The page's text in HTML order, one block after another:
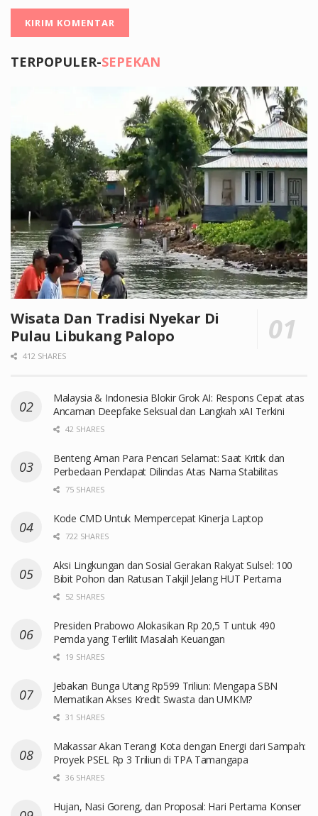
TERPOPULER-SEPEKAN
Wisata Dan Tradisi Nyekar Di
Pulau Libukang Palopo
412 SHARES
Malaysia & Indonesia Blokir Grok AI: Respons Cepat atas
Ancaman Deepfake Seksual dan Langkah xAI Terkini
42 SHARES
Benteng Aman Para Pencari Selamat: Saat Kritik dan
Perbedaan Pendapat Dilindas Atas Nama Stabilitas
75 SHARES
Kode CMD Untuk Mempercepat Kinerja Laptop
722 SHARES
Aksi Lingkungan dan Sosial Gerakan Rakyat Sulsel: 100
Bibit Pohon dan Ratusan Takjil Jelang HUT Pertama
52 SHARES
Presiden Prabowo Alokasikan Rp 20,5 T untuk 490
Pemda yang Terlilit Masalah Keuangan
19 SHARES
Jebakan Bunga Utang Rp599 Triliun: Mengapa SBN
Mematikan Akses Kredit Swasta dan UMKM?
31 SHARES
Makassar Akan Terangi Kota dengan Energi dari Sampah:
Proyek PSEL Rp 3 Triliun di TPA Tamangapa
36 SHARES
Hujan, Nasi Goreng, dan Proposal: Hari Pertama Konser